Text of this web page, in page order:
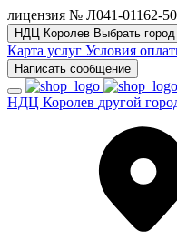
лицензия № Л041-01162-
НДЦ Королев Выбрать город
Карта услуг Условия
Написать сообщение
НДЦ Королев другой